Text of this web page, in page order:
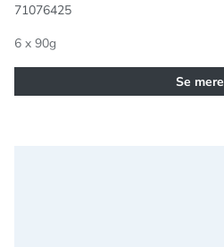
71076425
6 x 90g
Se mere